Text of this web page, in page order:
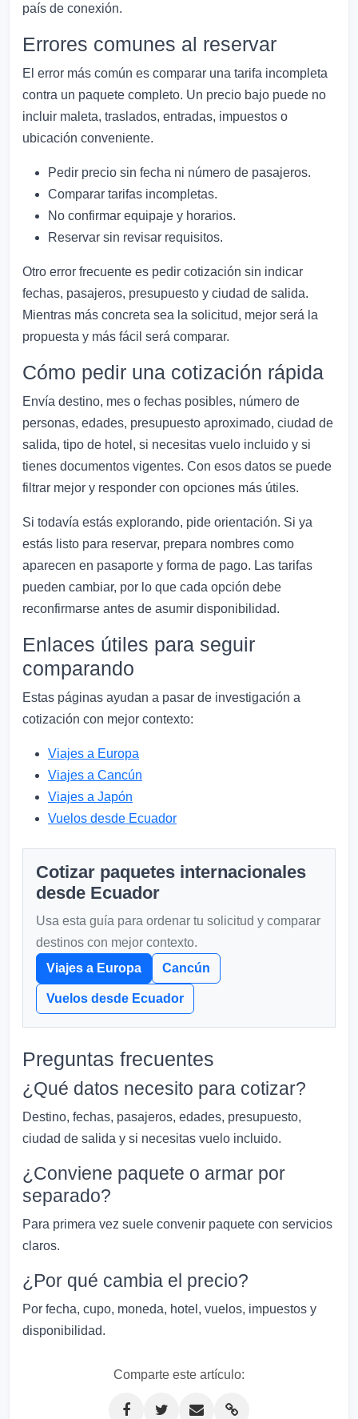
país de conexión.
Errores comunes al reservar
El error más común es comparar una tarifa incompleta
contra un paquete completo. Un precio bajo puede no
incluir maleta, traslados, entradas, impuestos o
ubicación conveniente.
Pedir precio sin fecha ni número de pasajeros.
Comparar tarifas incompletas.
No confirmar equipaje y horarios.
Reservar sin revisar requisitos.
Otro error frecuente es pedir cotización sin indicar
fechas, pasajeros, presupuesto y ciudad de salida.
Mientras más concreta sea la solicitud, mejor será la
propuesta y más fácil será comparar.
Cómo pedir una cotización rápida
Envía destino, mes o fechas posibles, número de
personas, edades, presupuesto aproximado, ciudad de
salida, tipo de hotel, si necesitas vuelo incluido y si
tienes documentos vigentes. Con esos datos se puede
filtrar mejor y responder con opciones más útiles.
Si todavía estás explorando, pide orientación. Si ya
estás listo para reservar, prepara nombres como
aparecen en pasaporte y forma de pago. Las tarifas
pueden cambiar, por lo que cada opción debe
reconfirmarse antes de asumir disponibilidad.
Enlaces útiles para seguir
comparando
Estas páginas ayudan a pasar de investigación a
cotización con mejor contexto:
Viajes a Europa
Viajes a Cancún
Viajes a Japón
Vuelos desde Ecuador
Cotizar paquetes internacionales
desde Ecuador
Usa esta guía para ordenar tu solicitud y comparar
destinos con mejor contexto.
Viajes a Europa
Cancún
Vuelos desde Ecuador
Preguntas frecuentes
¿Qué datos necesito para cotizar?
Destino, fechas, pasajeros, edades, presupuesto,
ciudad de salida y si necesitas vuelo incluido.
¿Conviene paquete o armar por
separado?
Para primera vez suele convenir paquete con servicios
claros.
¿Por qué cambia el precio?
Por fecha, cupo, moneda, hotel, vuelos, impuestos y
disponibilidad.
Comparte este artículo: